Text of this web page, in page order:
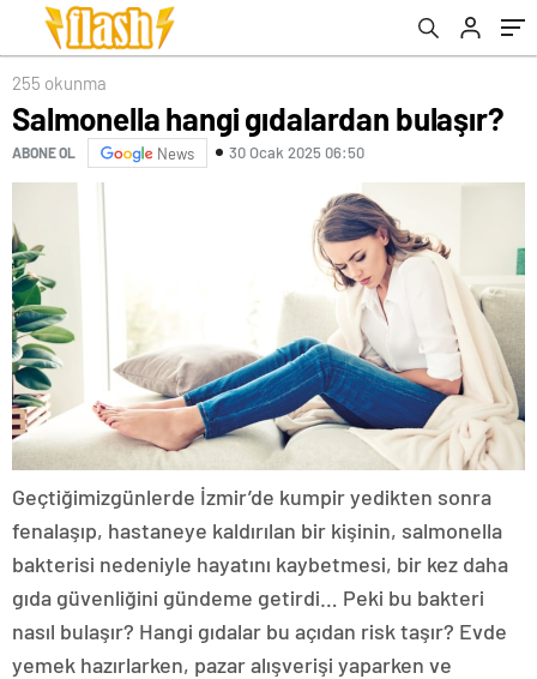
255 okunma
Salmonella hangi gıdalardan bulaşır?
ABONE OL News 30 Ocak 2025 06:50
Geçtiğimizgünlerde İzmir’de kumpir yedikten sonra
fenalaşıp, hastaneye kaldırılan bir kişinin, salmonella
bakterisi nedeniyle hayatını kaybetmesi, bir kez daha
gıda güvenliğini gündeme getirdi… Peki bu bakteri
nasıl bulaşır? Hangi gıdalar bu açıdan risk taşır? Evde
yemek hazırlarken, pazar alışverişi yaparken ve